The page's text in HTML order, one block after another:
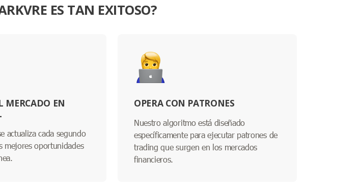
ES TAN EXITOSO?
MERCADO EN
actualiza cada segundo
mejores oportunidades
OPERA CON PATRONES
Nuestro algoritmo está diseñado
específicamente para ejecutar patrones de
trading que surgen en los mercados
financieros.